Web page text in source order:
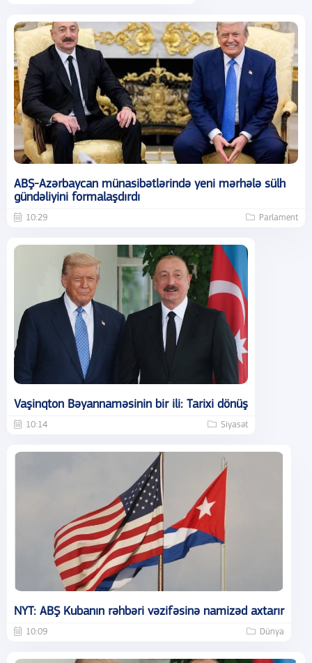
ABŞ-Azərbaycan münasibətlərində yeni mərhələ sülh
gündəliyini formalaşdırdı
10:29 Parlament
Vaşinqton Bəyannaməsinin bir ili: Tarixi dönüş
10:14 Siyasət
NYT: ABŞ Kubanın rəhbəri vəzifəsinə namizəd axtarır
10:09 Dünya